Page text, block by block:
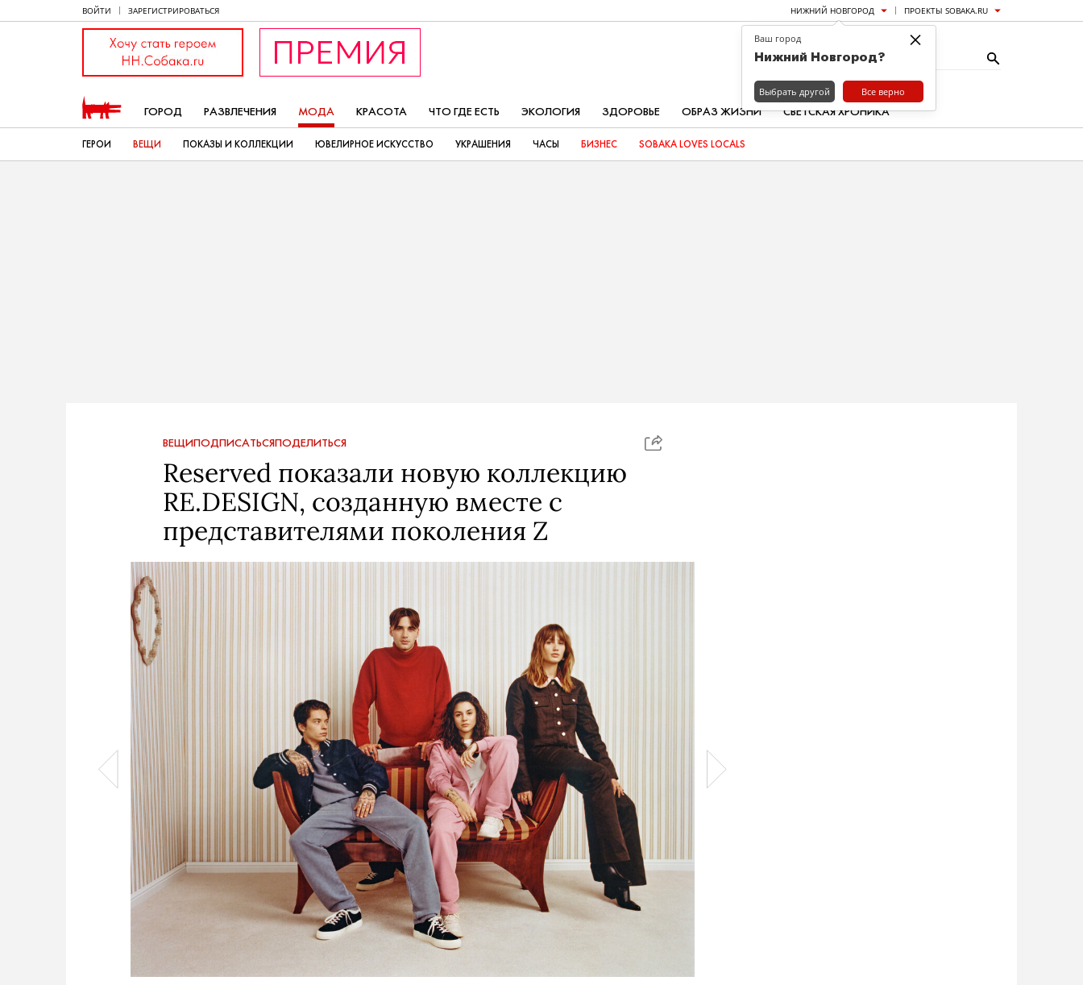
ВОЙТИ ЗАРЕГИСТРИРОВАТЬСЯ НИЖНИЙ НОВГОРОД ПРОЕКТЫ SOBAKA.RU
ГОРОД РАЗВЛЕЧЕНИЯ МОДА КРАСОТА ЧТО ГДЕ ЕСТЬ ЭКОЛОГИЯ ЗДОРОВЬЕ ОБРАЗ ЖИЗНИ СВЕТСКАЯ ХРОНИКА
ГЕРОИ ВЕЩИ ПОКАЗЫ И КОЛЛЕКЦИИ ЮВЕЛИРНОЕ ИСКУССТВО УКРАШЕНИЯ ЧАСЫ БИЗНЕС SOBAKA LOVES LOCALS
ВЕЩИПОДПИСАТЬСЯПОДЕЛИТЬСЯ
Reserved показали новую коллекцию
RE.DESIGN, созданную вместе с
представителями поколения Z
×
Ваш город
Нижний Новгород?
Выбрать другой Все верно